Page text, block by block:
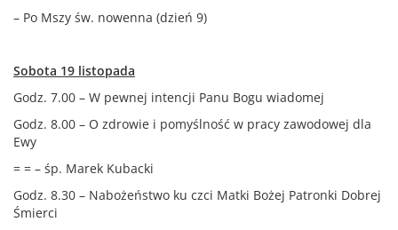
– Po Mszy św. nowenna (dzień 9)
Sobota 19 listopada
Godz. 7.00 – W pewnej intencji Panu Bogu wiadomej
Godz. 8.00 – O zdrowie i pomyślność w pracy zawodowej dla
Ewy
= = – śp. Marek Kubacki
Godz. 8.30 – Nabożeństwo ku czci Matki Bożej Patronki Dobrej
Śmierci